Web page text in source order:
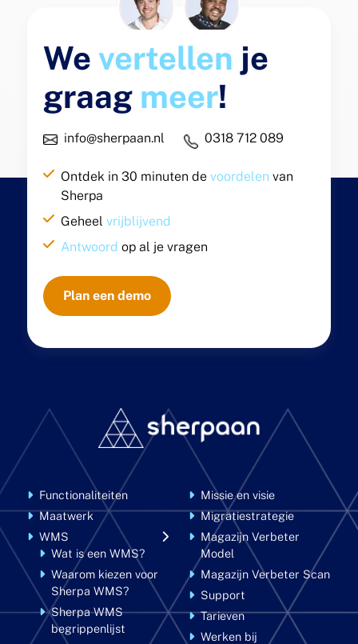
Wevertellen je
graag meer!
info@sherpaan.nl 0318 712 089
Ontdek in 30 minuten devoordelen van
Sherpa
Geheelvrijblijvend
Antwoord op al je vragen
Plan een demo
Functionaliteiten
Maatwerk
WMS
Wat is een WMS?
Waarom kiezen voor
Sherpa WMS?
Sherpa WMS
begrippenlijst
Missie en visie
Migratiestrategie
Magazijn Verbeter
Model
Magazijn Verbeter Scan
Support
Tarieven
Werken bij